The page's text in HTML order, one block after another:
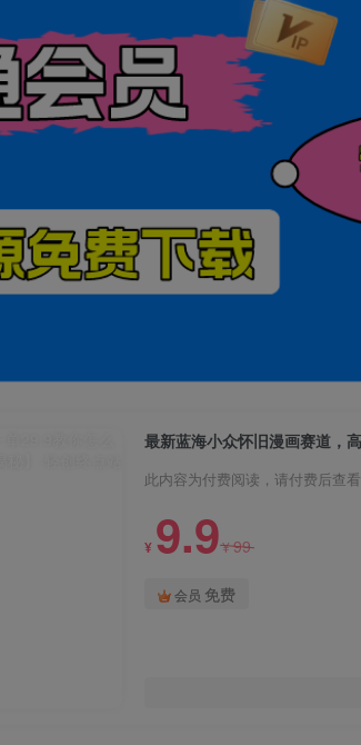
此内容为付费阅读，请付费后查看
¥ 9.9¥99
会员 免费